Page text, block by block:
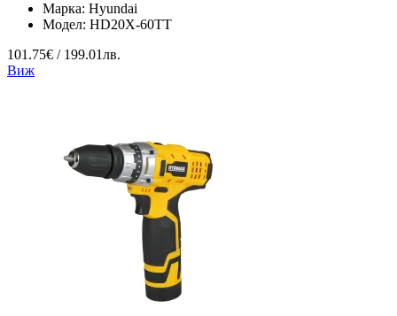
Марка: Hyundai
Модел: HD20X-60TT
101.75€ / 199.01лв.
Виж